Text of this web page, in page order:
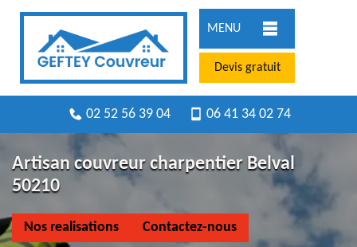
MENU
Devis gratuit
02 52 56 39 04 06 41 34 02 74
Artisan couvreur charpentier Belval
50210
Nos realisations Contactez-nous